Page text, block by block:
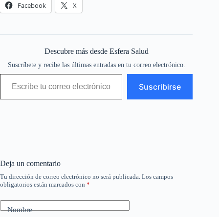
Facebook X
Descubre más desde Esfera Salud
Suscríbete y recibe las últimas entradas en tu correo electrónico.
Escribe tu correo electrónico…
Suscribirse
Deja un comentario
Tu dirección de correo electrónico no será publicada. Los campos
obligatorios están marcados con *
Nombre